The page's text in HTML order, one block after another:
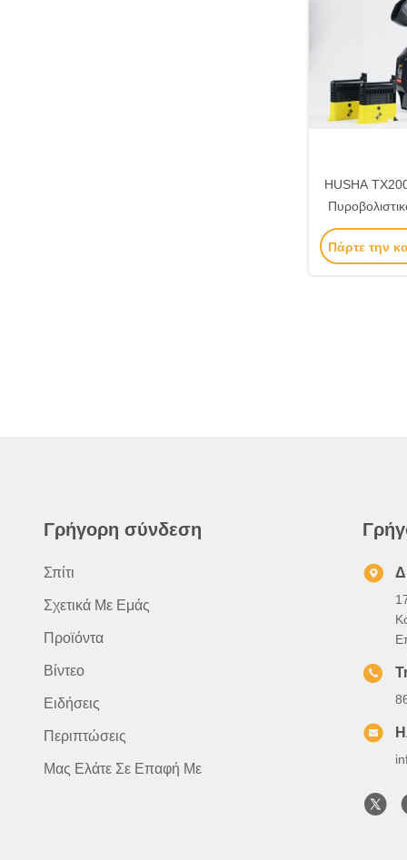
HUSHA
φυσίγγες και
την
Πάρτε την
Γρήγορη σύνδεση
Σπίτι
Σχετικά Με Εμάς
Προϊόντα
Βίντεο
Ειδήσεις
Περιπτώσεις
Μας Ελάτε Σε Επαφή Με